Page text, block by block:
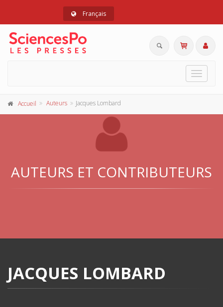
Français
Toggle
Accueil Auteurs Jacques Lombard
AUTEURS ET CONTRIBUTEURS
JACQUES LOMBARD